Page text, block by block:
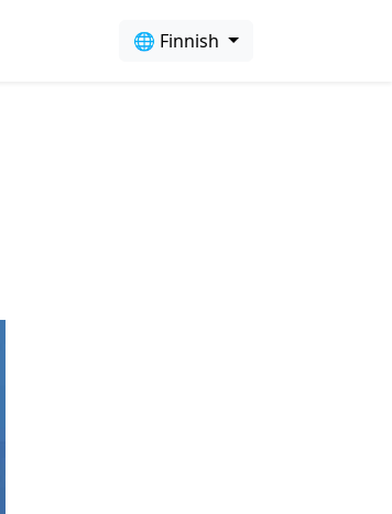
🌐 Finnish